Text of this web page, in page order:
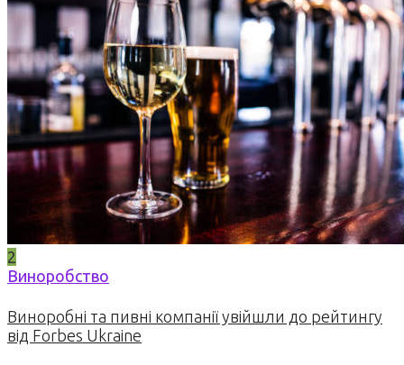
2
Виноробство
Виноробні та пивні компанії увійшли до рейтингу
від Forbes Ukraine